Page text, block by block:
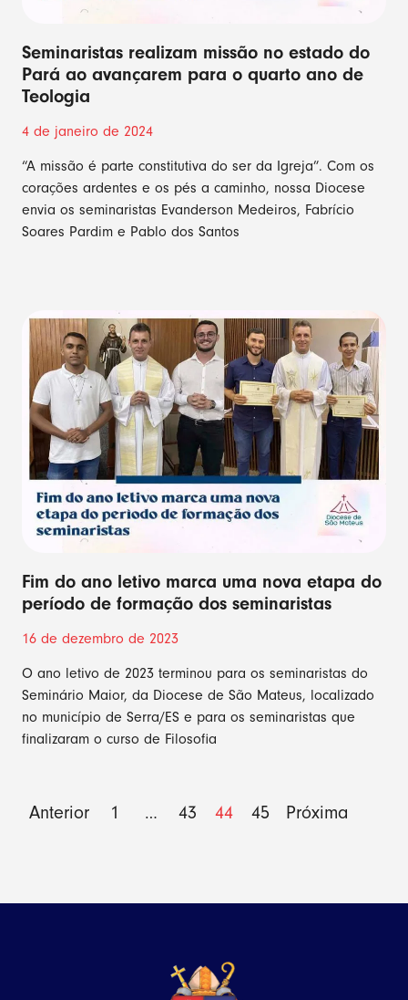
Seminaristas realizam missão no estado do
Pará ao avançarem para o quarto ano de
Teologia
4 de janeiro de 2024
“A missão é parte constitutiva do ser da Igreja”. Com os
corações ardentes e os pés a caminho, nossa Diocese
envia os seminaristas Evanderson Medeiros, Fabrício
Soares Pardim e Pablo dos Santos
Fim do ano letivo marca uma nova etapa do
período de formação dos seminaristas
16 de dezembro de 2023
O ano letivo de 2023 terminou para os seminaristas do
Seminário Maior, da Diocese de São Mateus, localizado
no município de Serra/ES e para os seminaristas que
finalizaram o curso de Filosofia
Anterior 1 … 43 44 45 Próxima